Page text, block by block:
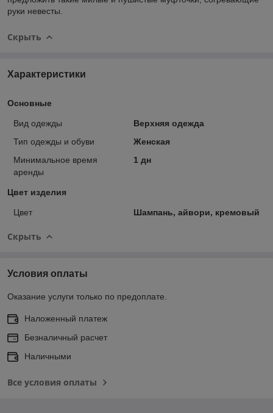
руки невесты.
Скрыть
Характеристики
Основные
Вид одежды
Верхняя одежда
Тип одежды и обуви
Женская
Минимальное время
аренды
1 дн
Цвет изделия
Цвет Шампань, айвори, кремовый
Скрыть
Условия оплаты
Оказание услуги только по предоплате.
Наложенный платеж
Безналичный расчет
Наличными
Все условия оплаты